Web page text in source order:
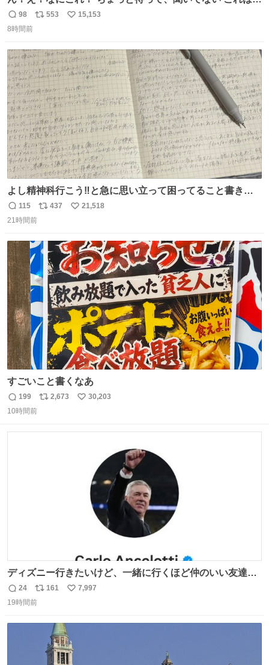
売されているのもですか？
返
信
98
リ
ト
数
553
い
数
15,153
8時間前
よし精神科行こう‼️と急に思い立って困ってること書き出
してたらペン止まらなくなってすごい勢いで埋まってワロ
タ
返
信
115
リ
ト
437
い
数
21,518
21時間前
すごいこと書くなあ
返
信
199
リ
2,673
い
30,203
10時間前
ディズニー行きたいけど、一緒に行くほど仲のいい友達が
居ない… ほんでこれ
返
信
24
リ
ポ
161
い
数
7,997
19時間前